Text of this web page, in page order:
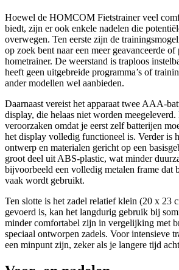
Hoewel de HOMCOM Fietstrainer veel
biedt, zijn er ook enkele nadelen die
overwegen. Ten eerste zijn de
op zoek bent naar een meer geavanceerde of
hometrainer. De weerstand is traploos
heeft geen uitgebreide programma’s of
ander modellen wel aanbieden.
Daarnaast vereist het apparaat twee AAA-
display, die helaas niet worden
veroorzaken omdat je eerst zelf batterijen
het display volledig functioneel is. Verder is
ontwerp en materialen gericht op een
groot deel uit ABS-plastic, wat minder
bijvoorbeeld een volledig metalen frame dat
vaak wordt gebruikt.
Ten slotte is het zadel relatief klein (20 x 23
gevoerd is, kan het langdurig gebruik bij
minder comfortabel zijn in vergelijking met
speciaal ontworpen zadels. Voor intensieve
een minpunt zijn, zeker als je langere tijd